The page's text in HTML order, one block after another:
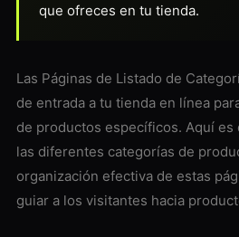
que ofreces en tu tienda.
Las Páginas de Listado de
de entrada a tu tienda en línea
de productos específicos. Aquí
las diferentes categorías de
organización efectiva de estas
guiar a los visitantes hacia